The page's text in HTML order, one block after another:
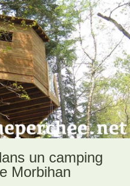
un camping
Morbihan